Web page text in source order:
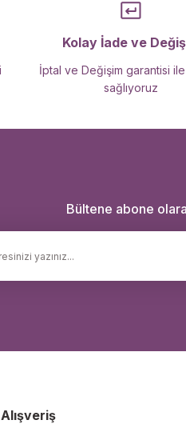
Kolay İade ve
İptal ve Değişim garantisi
sağlıyoruz
Bültene abone
Alışveriş